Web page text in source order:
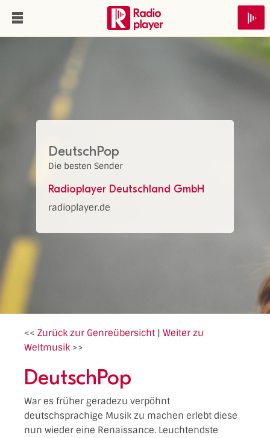
DeutschPop
Die besten Sender
Radioplayer Deutschland GmbH
radioplayer.de
<< Zurück zur Genreübersicht | Weiter zu
Weltmusik >>
DeutschPop
War es früher geradezu verpöhnt
deutschsprachige Musik zu machen erlebt diese
nun wieder eine Renaissance. Leuchtendste